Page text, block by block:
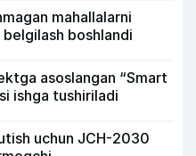
mahallalarni
belgilash boshlandi
asoslangan “Smart
ishga tushiriladi
uchun JCH-2030